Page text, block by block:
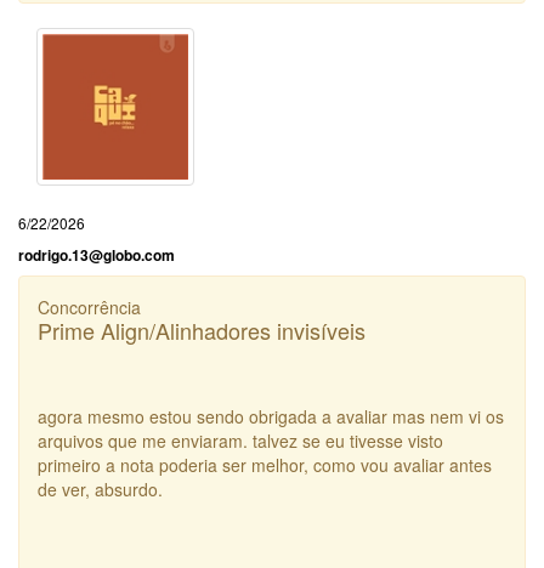
6/22/2026
rodrigo.13@globo.com
Concorrência
Prime Align/Alinhadores invisíveis
agora mesmo estou sendo obrigada a avaliar mas nem vi os
arquivos que me enviaram. talvez se eu tivesse visto
primeiro a nota poderia ser melhor, como vou avaliar antes
de ver, absurdo.